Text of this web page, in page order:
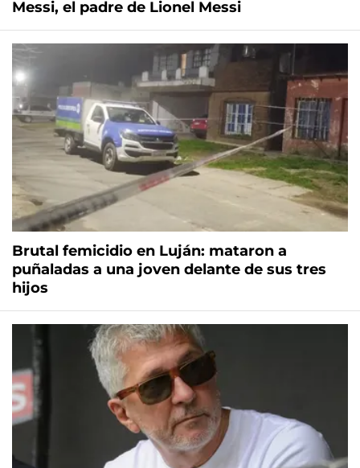
Messi, el padre de Lionel Messi
Brutal femicidio en Luján: mataron a
puñaladas a una joven delante de sus tres
hijos